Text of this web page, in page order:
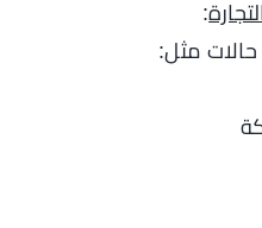
:
حالات مثل: